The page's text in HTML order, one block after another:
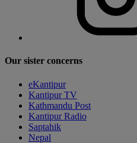
Our sister concerns
eKantipur
Kantipur TV
Kathmandu Post
Kantipur Radio
Saptahik
Nepal